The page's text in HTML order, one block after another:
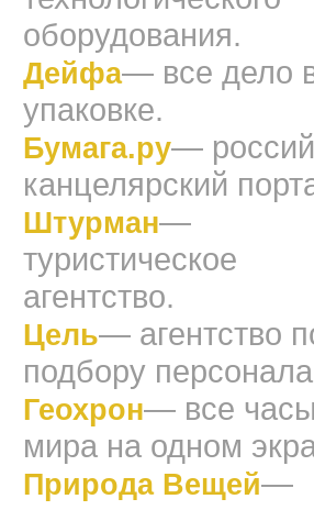
оборудования.
Дейфа— все дело
упаковке.
Бумага.ру—
канцелярский
Штурман—
туристическое
агентство.
Цель— агентство
подбору
Геохрон— все часы
мира на одном
Природа Вещей—